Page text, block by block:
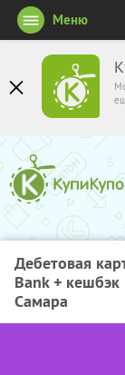
Меню
Дебетовая
Bank +
Самара